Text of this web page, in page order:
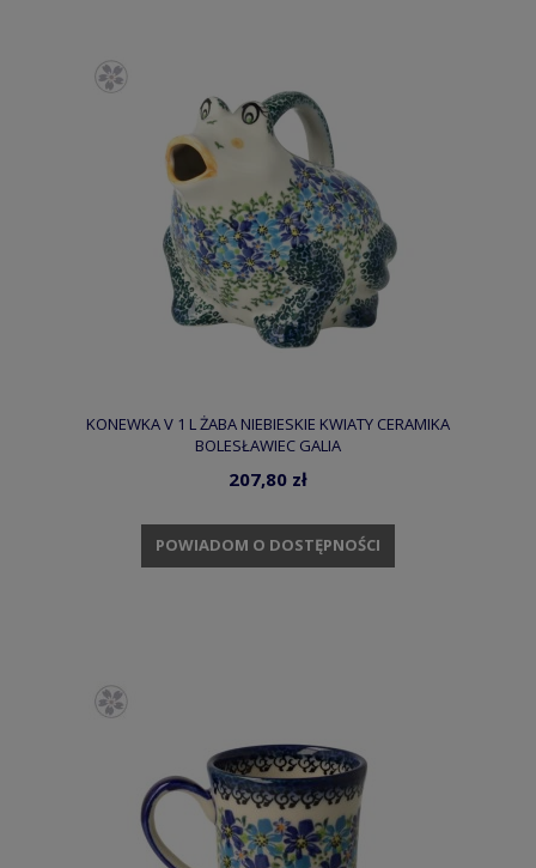
KONEWKA V 1 L ŻABA NIEBIESKIE KWIATY CERAMIKA
BOLESŁAWIEC GALIA
207,80 zł
POWIADOM O DOSTĘPNOŚCI